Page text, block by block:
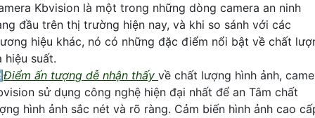
Kbvision là một trong những dòng camera an ninh
đầu trên thị trường hiện nay, và khi so sánh với các
hiệu khác, nó có những đặc điểm nổi bật về chất
hiệu suất.
Điểm ấn tượng dễ nhận thấy về chất lượng hình ảnh,
sử dụng công nghệ hiện đại nhất để an Tâm chất
hình ảnh sắc nét và rõ ràng. Cảm biến hình ảnh cao